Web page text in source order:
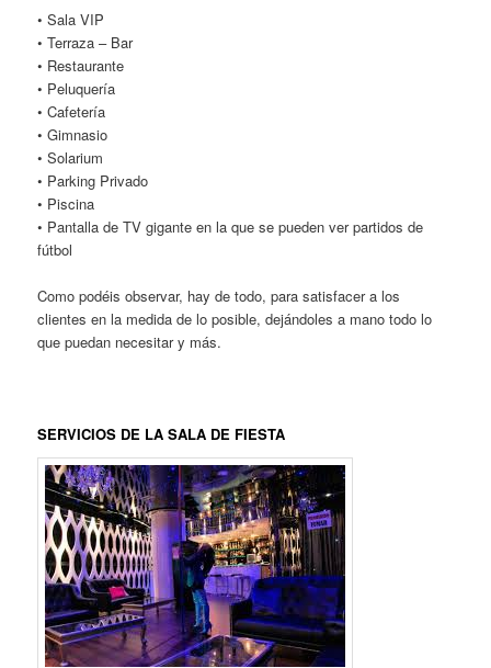
• Sala VIP
• Terraza – Bar
• Restaurante
• Peluquería
• Cafetería
• Gimnasio
• Solarium
• Parking Privado
• Piscina
• Pantalla de TV gigante en la que se pueden ver partidos de
fútbol
Como podéis observar, hay de todo, para satisfacer a los
clientes en la medida de lo posible, dejándoles a mano todo lo
que puedan necesitar y más.
SERVICIOS DE LA SALA DE FIESTA